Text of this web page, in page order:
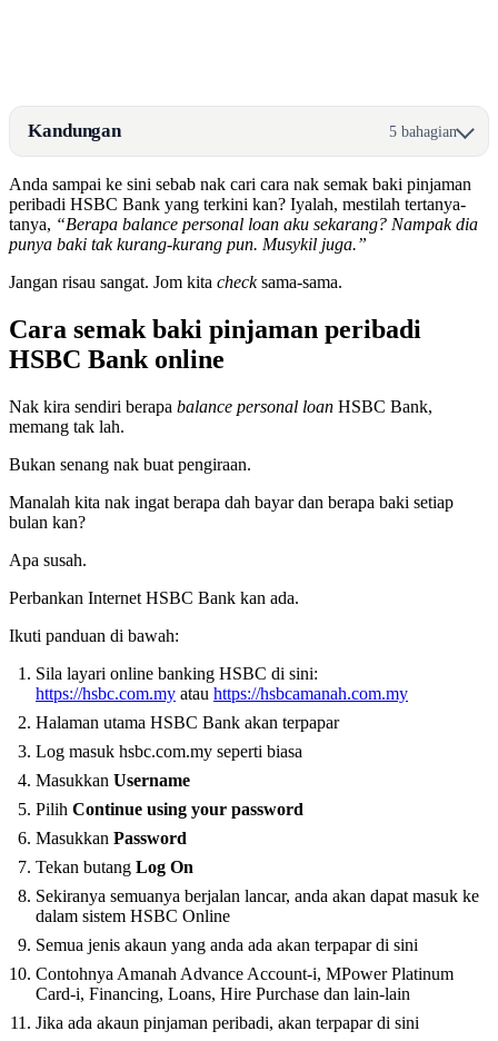
Kandungan 5 bahagian
Anda sampai ke sini sebab nak cari cara nak semak baki pinjaman
peribadi HSBC Bank yang terkini kan? Iyalah, mestilah tertanya-
tanya, “Berapa balance personal loan aku sekarang? Nampak dia
punya baki tak kurang-kurang pun. Musykil juga.”
Jangan risau sangat. Jom kita checksama-sama.
Cara semak baki pinjaman peribadi
HSBC Bank online
Nak kira sendiri berapa balance personal loan HSBC Bank,
memang tak lah.
Bukan senang nak buat pengiraan.
Manalah kita nak ingat berapa dah bayar dan berapa baki setiap
bulan kan?
Apa susah.
Perbankan Internet HSBC Bank kan ada.
Ikuti panduan di bawah:
Sila layari online banking HSBC di sini:
https://hsbc.com.my atau https://hsbcamanah.com.my
Halaman utama HSBC Bank akan terpapar
Log masuk hsbc.com.my seperti biasa
Masukkan Username
Pilih Continue using your password
Masukkan Password
Tekan butang Log On
Sekiranya semuanya berjalan lancar, anda akan dapat masuk ke
dalam sistem HSBC Online
Semua jenis akaun yang anda ada akan terpapar di sini
Contohnya Amanah Advance Account-i, MPower Platinum
Card-i, Financing, Loans, Hire Purchase dan lain-lain
Jika ada akaun pinjaman peribadi, akan terpapar di sini